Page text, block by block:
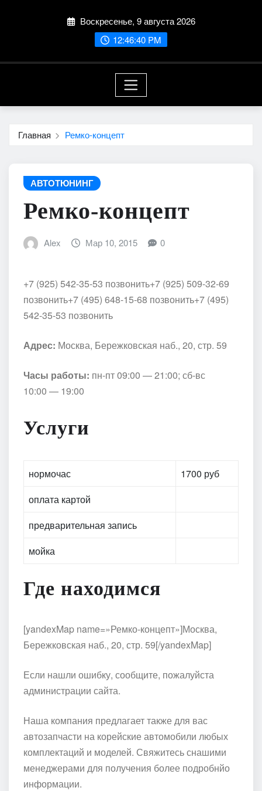
Воскресенье, 9 августа 2026
12:46:42 PM
Главная Ремко-концепт
АВТОТЮНИНГ
Ремко-концепт
Alex Мар 10, 2015 0
+7 (925) 542-35-53 позвонить+7 (925) 509-32-69
позвонить+7 (495) 648-15-68 позвонить+7 (495)
542-35-53 позвонить
Адрес: Москва, Бережковская наб., 20, стр. 59
Часы работы: пн-пт 09:00 — 21:00; сб-вс
10:00 — 19:00
Услуги
нормочас
1700 руб
оплата картой
предварительная запись
мойка
Где находимся
[yandexMap name=»Ремко-концепт»]Москва,
Бережковская наб., 20, стр. 59[/yandexMap]
Если нашли ошибку, сообщите, пожалуйста
администрации сайта.
Наша компания предлагает также для вас
автозапчасти на корейские автомобили любых
комплектаций и моделей. Свяжитесь снашими
менеджерами для получения более подробнйо
информации.